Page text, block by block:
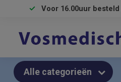
Voor 16.00uur besteld
Alle categorieën